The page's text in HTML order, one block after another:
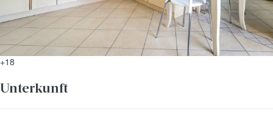
+18
Unterkunft